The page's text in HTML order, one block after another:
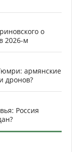
о
2026-м
армянские
дронов?
Россия